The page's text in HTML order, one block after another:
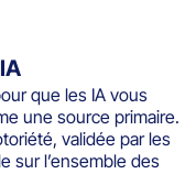
que les IA vous
une source primaire.
validée par les
sur l’ensemble des